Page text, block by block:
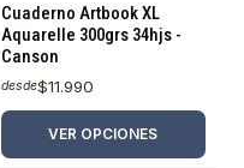
Cuaderno Artbook XL
Aquarelle 300grs 34hjs -
Canson
desde$11.990
VER OPCIONES